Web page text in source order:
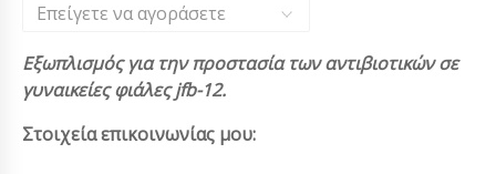
Επείγετε να αγοράσετε
Εξωπλισμός για την προστασία των αντιβιοτικών σε
γυναικείες φιάλες jfb-12.
Στοιχεία επικοινωνίας μου: